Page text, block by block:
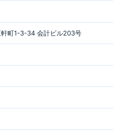
町1-3-34 会計ビル203号